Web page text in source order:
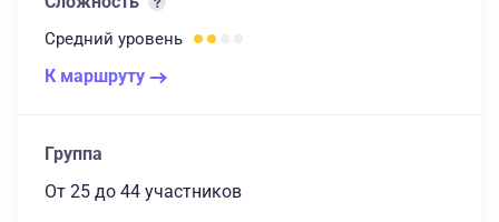
Средний уровень
К маршруту
Группа
От 25 до 44 участников